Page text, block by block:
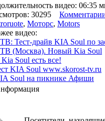
видео: 06:35
30295
, Моторс, Motors
видео:
Тест-драйв KIA Soul по
(Москва). Новый Kia Soul
Soul есть все!
KIA Soul www.skorost-tv.ru
Soul на пикнике Афиши